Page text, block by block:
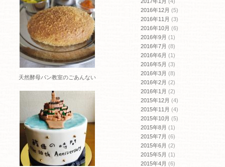
天然酵母パン教室のごあんない
2016年12月 (5)
2016年11月 (3)
2016年10月 (6)
2016年9月 (1)
2016年7月 (8)
2016年6月 (1)
2016年5月 (3)
2016年3月 (8)
2016年2月 (2)
2016年1月 (2)
2015年12月 (4)
2015年11月 (4)
2015年10月 (5)
2015年8月 (1)
2015年7月 (6)
2015年6月 (2)
2015年5月 (1)
2015年4月 (6)